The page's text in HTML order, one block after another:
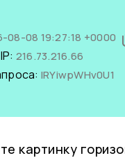
08-08 19:27:18 +0000
216.73.216.66
IRYiwpWHv0U1
картинку